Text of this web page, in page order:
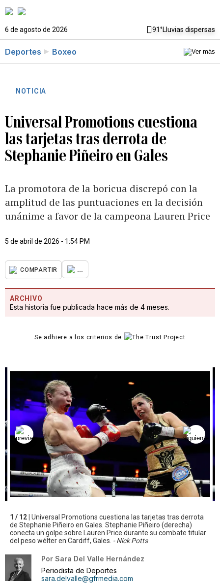
6 de agosto de 2026 91°Lluvias dispersas
Deportes Boxeo
NOTICIA
Universal Promotions cuestiona
las tarjetas tras derrota de
Stephanie Piñeiro en Gales
La promotora de la boricua discrepó con la
amplitud de las puntuaciones en la decisión
unánime a favor de la campeona Lauren Price
5 de abril de 2026 - 1:54 PM
COMPARTIR ...
ARCHIVO
Esta historia fue publicada hace más de 4 meses.
Se adhiere a los criterios de
1 / 12 | Universal Promotions cuestiona las tarjetas tras derrota
de Stephanie Piñeiro en Gales. Stephanie Piñeiro (derecha)
conecta un golpe sobre Lauren Price durante su combate titular
del peso wélter en Cardiff, Gales. - Nick Potts
Por Sara Del Valle Hernández
Periodista de Deportes
sara.delvalle@gfrmedia.com